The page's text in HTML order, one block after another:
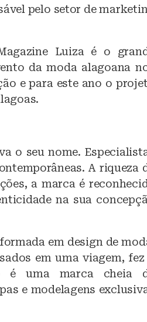
pelo setor de
Luiza é o
da moda alagoana
e para este ano o
o seu nome.
A riqueza
a marca é
na sua
em design de
em uma viagem, fez
é uma marca cheia
e modelagens